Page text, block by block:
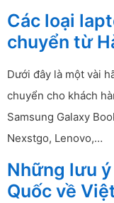
Các loại
chuyển từ
Dưới đây là một vài
chuyển cho khách
Samsung Galaxy
Nexstgo, Lenovo,…
Những lưu
Quốc về